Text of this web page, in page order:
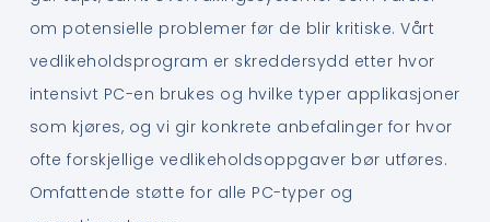
om potensielle problemer før de blir kritiske. Vårt
vedlikeholdsprogram er skreddersydd etter hvor
intensivt PC-en brukes og hvilke typer applikasjoner
som kjøres, og vi gir konkrete anbefalinger for hvor
ofte forskjellige vedlikeholdsoppgaver bør utføres.
Omfattende støtte for alle PC-typer og